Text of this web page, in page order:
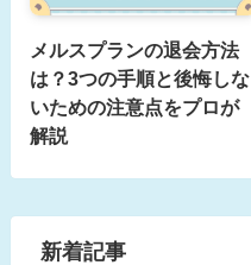
メルスプランの退会方法
は？3つの手順と後悔しな
いための注意点をプロが
解説
新着記事